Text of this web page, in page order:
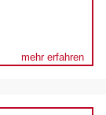
mehr erfahren